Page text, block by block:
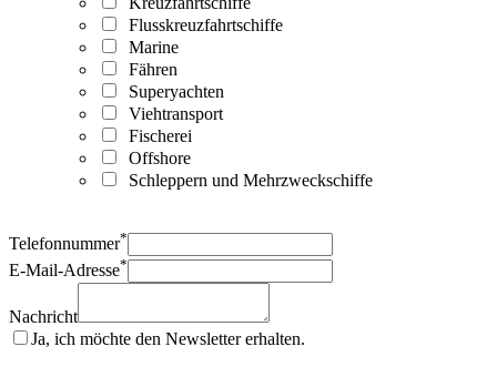
Flusskreuzfahrtschiffe
Marine
Fähren
Superyachten
Viehtransport
Fischerei
Offshore
Schleppern und Mehrzweckschiffe
Telefonnummer*
E-Mail-Adresse*
Nachricht
Ja, ich möchte den Newsletter erhalten.